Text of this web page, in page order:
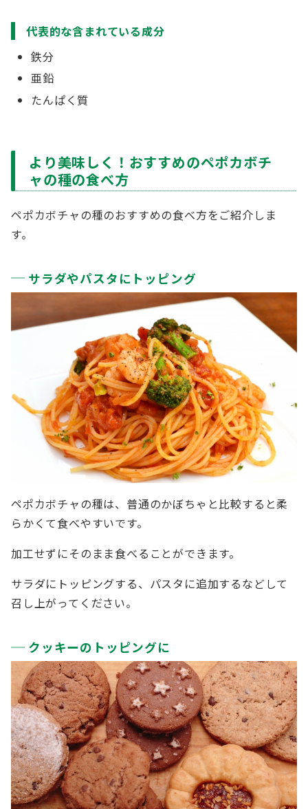
代表的な含まれている成分
鉄分
亜鉛
たんぱく質
より美味しく！おすすめのペポカボチ
ャの種の食べ方
ペポカボチャの種のおすすめの食べ方をご紹介しま
す。
サラダやパスタにトッピング
ペポカボチャの種は、普通のかぼちゃと比較すると柔
らかくて食べやすいです。
加工せずにそのまま食べることができます。
サラダにトッピングする、パスタに追加するなどして
召し上がってください。
クッキーのトッピングに